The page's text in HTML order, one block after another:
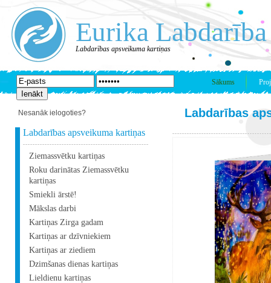
Eurika Labdarība
Labdarības apsveikuma kartiņas
Sākums
Nesanāk ielogoties?
Labdarības apsveikuma kartiņas
Ziemassvētku kartiņas
Roku darinātas Ziemassvētku
kartiņas
Smiekli ārstē!
Mākslas darbi
Kartiņas Zirga gadam
Kartiņas ar dzīvniekiem
Kartiņas ar ziediem
Dzimšanas dienas kartiņas
Lieldienu kartiņas
Labdarības